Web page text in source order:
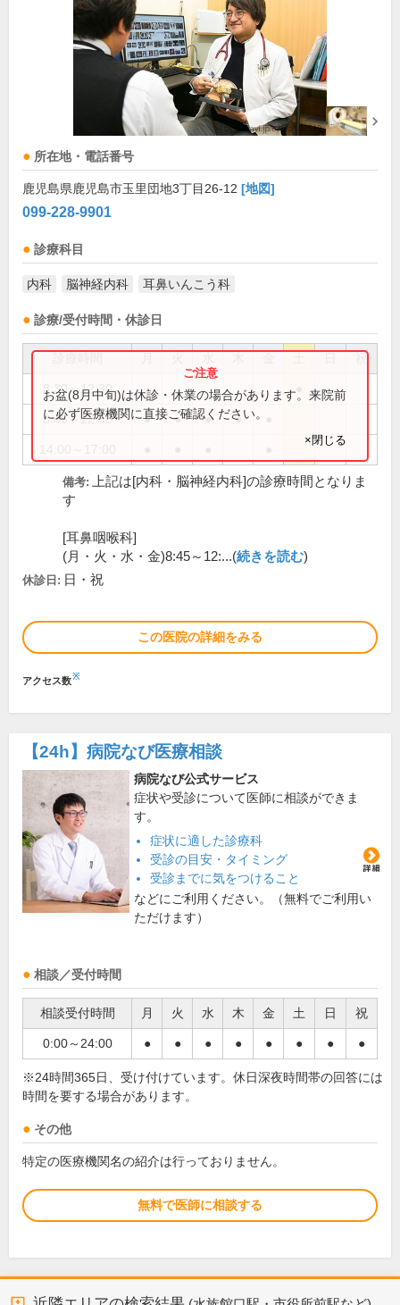
所在地・電話番号
鹿児島県鹿児島市玉里団地3丁目26-12 [地図]
099-228-9901
診療科目
内科 脳神経内科 耳鼻いんこう科
診療/受付時間・休診日
祝
8:30～12:30
8:45～12:30 ● ● ● ●
お盆(8月中旬)は休診・休業の場合があります。来院前
に必ず医療機関に直接ご確認ください。
×閉じる
備考:
上記は[内科・脳神経内科]の診療時間となりま
す
[耳鼻咽喉科]
(月・火・水・金)8:45～12:...(続きを読む)
休診日: 日・祝
この医院の詳細をみる
アクセス数※
【24h】 病院なび医療相談
病院なび公式サービス
症状や受診について医師に相談ができま
す。
症状に適した診療科
受診の目安・タイミング
受診までに気をつけること
などにご利用ください。（無料でご利用い
ただけます）
相談／受付時間
相談受付時間 月 火 水 木 金 土 日 祝
0:00～24:00 ● ● ● ● ● ● ● ●
※24時間365日、受け付けています。休日深夜時間帯の回答には
時間を要する場合があります。
その他
特定の医療機関名の紹介は行っておりません。
無料で医師に相談する